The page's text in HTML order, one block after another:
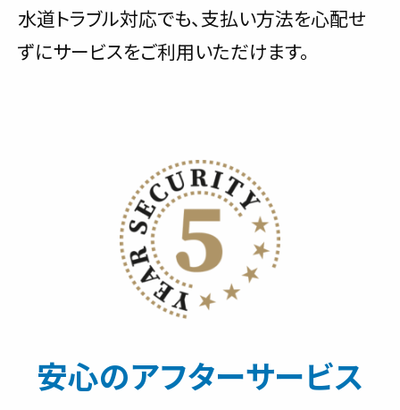
水道トラブル対応でも、支払い方法を心配せ
ずにサービスをご利用いただけます。
安心のアフターサービス